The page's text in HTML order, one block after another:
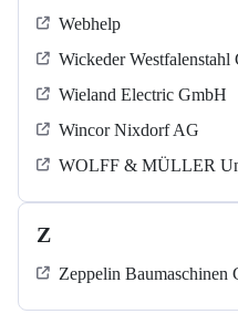
Webhelp
Wickeder Westfalenstahl
Wieland Electric GmbH
Wincor Nixdorf AG
WOLFF & MÜLLER
Z
Zeppelin Baumaschinen